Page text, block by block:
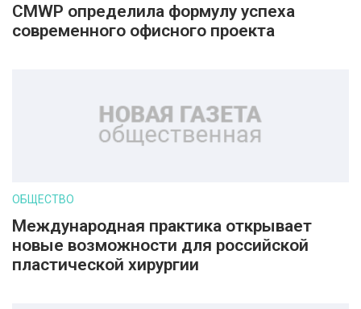
CMWP определила формулу успеха
современного офисного проекта
ОБЩЕСТВО
Международная практика открывает
новые возможности для российской
пластической хирургии